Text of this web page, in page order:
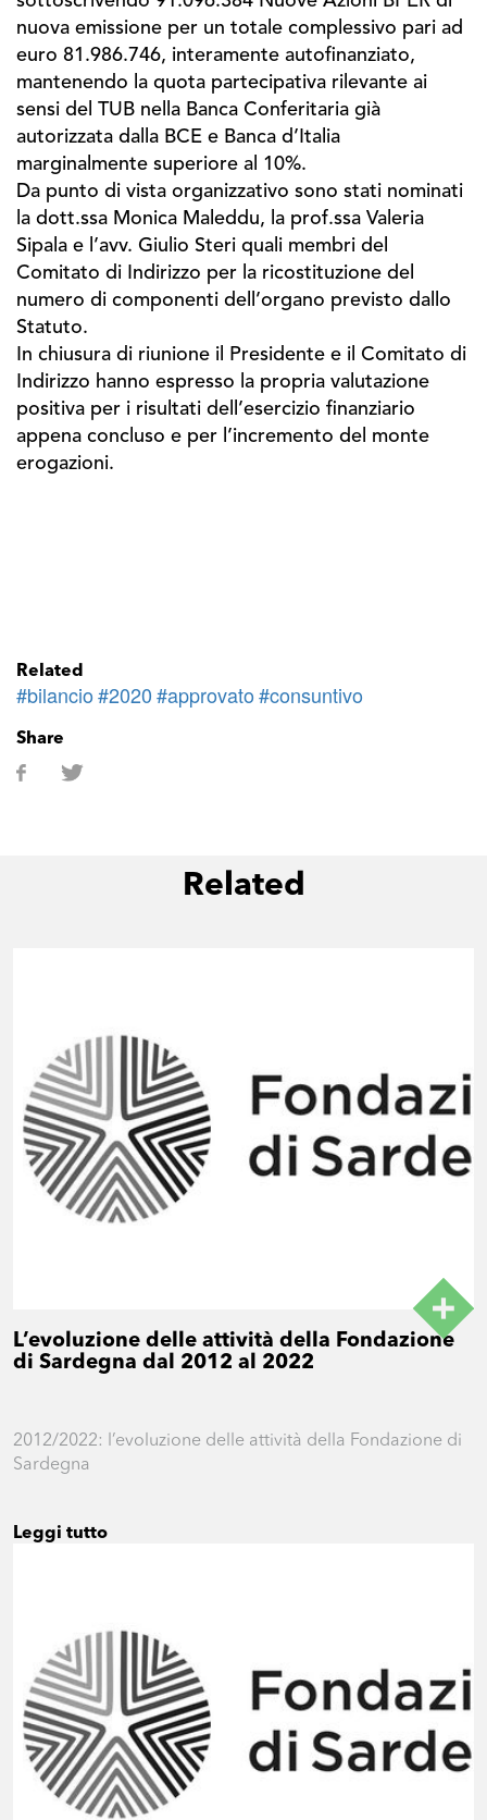
nuova emissione per un totale complessivo pari ad
euro 81.986.746, interamente autofinanziato,
mantenendo la quota partecipativa rilevante ai
sensi del TUB nella Banca Conferitaria già
autorizzata dalla BCE e Banca d’Italia
marginalmente superiore al 10%.
Da punto di vista organizzativo sono stati nominati
la dott.ssa Monica Maleddu, la prof.ssa Valeria
Sipala e l’avv. Giulio Steri quali membri del
Comitato di Indirizzo per la ricostituzione del
numero di componenti dell’organo previsto dallo
Statuto.
In chiusura di riunione il Presidente e il Comitato di
Indirizzo hanno espresso la propria valutazione
positiva per i risultati dell’esercizio finanziario
appena concluso e per l’incremento del monte
erogazioni.
Related
#bilancio#2020#approvato#consuntivo
Share
Related
L’evoluzione delle attività della Fondazione
di Sardegna dal 2012 al 2022
2012/2022: l’evoluzione delle attività della Fondazione di
Sardegna
Leggi tutto